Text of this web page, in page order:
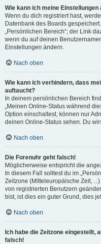
Wie kann ich meine Einstellungen
Wenn du dich registriert hast,
Datenbank des Boards
„Persönlichen Bereich“; der Link
wenn du auf deinen
Einstellungen ändern.
Nach oben
Wie kann ich verhindern, dass
auftaucht?
In deinem persönlichen Bereich
„Meinen Online-Status während
Option einschaltest, können nur
deinen Online-Status sehen. Du
Nach oben
Die Forenuhr geht falsch!
Möglicherweise entspricht die
In diesem Fall solltest du im
Zeitzone (Mitteleuropäische Zeit,
von registrierten Benutzern
bist, ist dies ein guter Grund, dies
Nach oben
Ich habe die Zeitzone eingestellt,
falsch!